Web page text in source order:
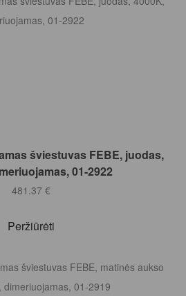
Į KREPŠELĮ
šviestuvas FEBE, juodas,
01-2922
481.37 €
Peržiūrėti